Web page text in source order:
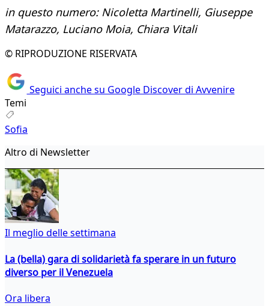
in questo numero: Nicoletta Martinelli, Giuseppe
Matarazzo, Luciano Moia, Chiara Vitali
© RIPRODUZIONE RISERVATA
Seguici anche su Google Discover di Avvenire
Temi
Sofia
Altro di Newsletter
Il meglio delle settimana
La (bella) gara di solidarietà fa sperare in un futuro
diverso per il Venezuela
Ora libera